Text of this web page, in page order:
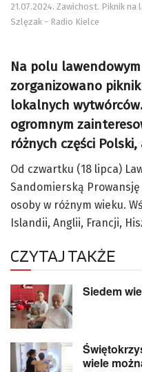
21.07.2024. Zawichost. Piknik
Szlęzak - Radio Kielce
Na polu
zorganizowano
lokalnych
ogromnym
różnych części
Od czwartku (18 lipca)
Sandomierską
osoby w różnym wieku.
Islandii, Anglii, Francji,
CZYTAJ TAKŻE
Siedem
wiele